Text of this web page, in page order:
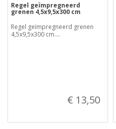
Regel geïmpregneerd
grenen 4,5x9,5x300 cm
Regel geïmpregneerd grenen
4,5x9,5x300 cm....
€ 13,50